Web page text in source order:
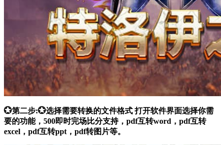
💮第二步:💮选择需要转换的文件格式 打开软件界面选择你需
要的功能，500即时完场比分支持，pdf互转word，pdf互转
excel，pdf互转ppt，pdf转图片等。